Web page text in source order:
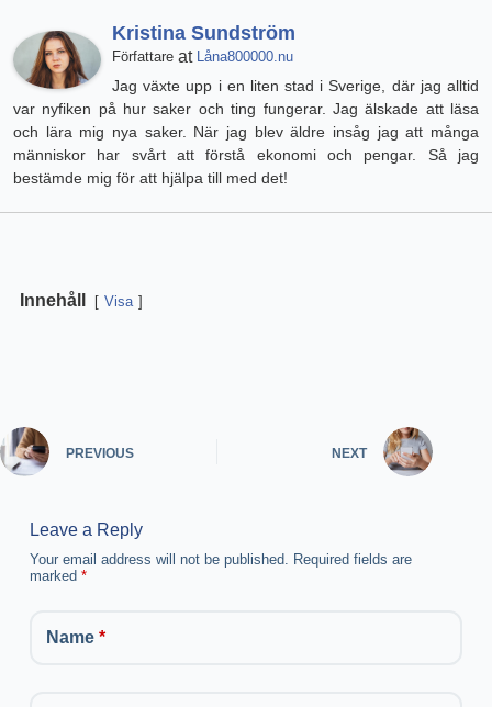
Kristina Sundström
Författare at Låna800000.nu
Jag växte upp i en liten stad i Sverige, där jag alltid
var nyfiken på hur saker och ting fungerar. Jag älskade att läsa
och lära mig nya saker. När jag blev äldre insåg jag att många
människor har svårt att förstå ekonomi och pengar. Så jag
bestämde mig för att hjälpa till med det!
Innehåll Visa
PREVIOUS NEXT
Leave a Reply
Your email address will not be published. Required fields are
marked *
Name*